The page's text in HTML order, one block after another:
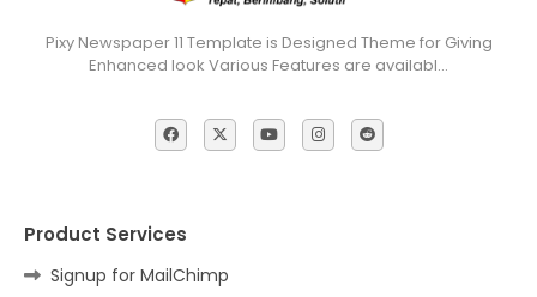
Pixy Newspaper 11 Template is Designed Theme for Giving
Enhanced look Various Features are availabl…
Product Services
Signup for MailChimp